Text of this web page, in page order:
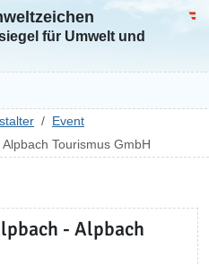
für Umwelt und
Event
Tourismus GmbH
- Alpbach